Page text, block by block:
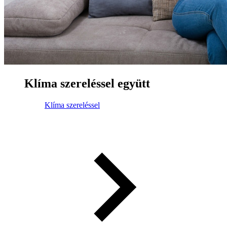
Klíma szereléssel együtt
Klíma szereléssel